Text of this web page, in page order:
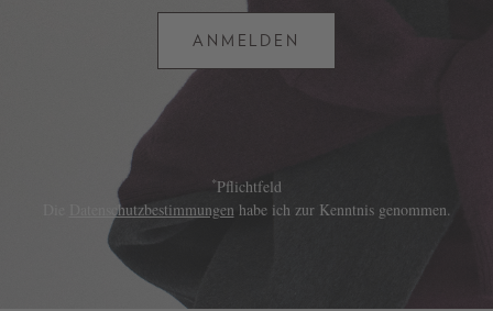
ANMELDEN
*Pflichtfeld
Datenschutzbestimmungen habe ich zur Kenntnis genommen.